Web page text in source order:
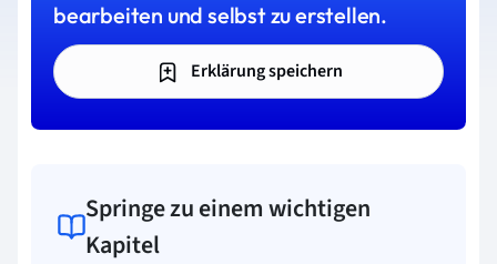
bearbeiten und selbst zu erstellen.
Erklärung speichern
Springe zu einem wichtigen
Kapitel